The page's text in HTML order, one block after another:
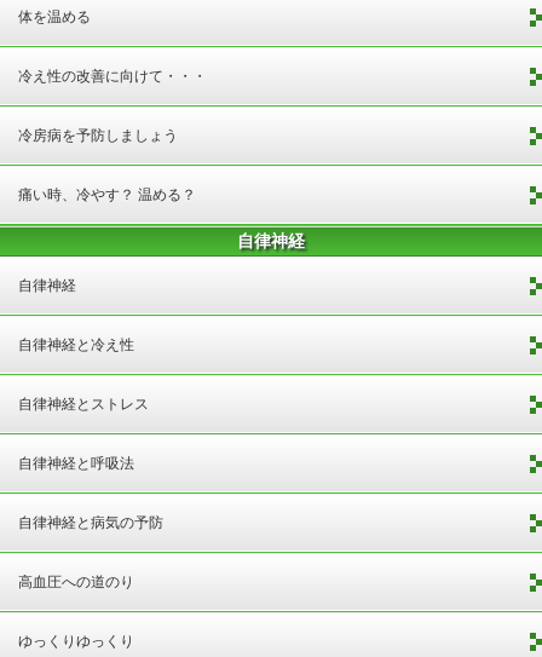
体を温める
冷え性の改善に向けて・・・
冷房病を予防しましょう
痛い時、冷やす？ 温める？
自律神経
自律神経
自律神経と冷え性
自律神経とストレス
自律神経と呼吸法
自律神経と病気の予防
高血圧への道のり
ゆっくりゆっくり